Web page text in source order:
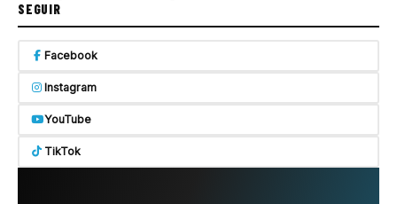
SEGUIR
Facebook
Instagram
YouTube
TikTok